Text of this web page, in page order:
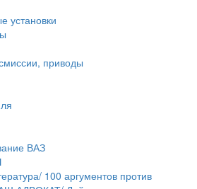
установки
приводы
ВАЗ
100 аргументов против